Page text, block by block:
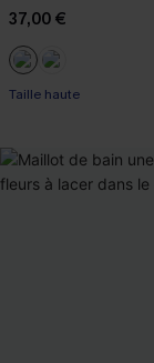
37,00 €
Taille haute